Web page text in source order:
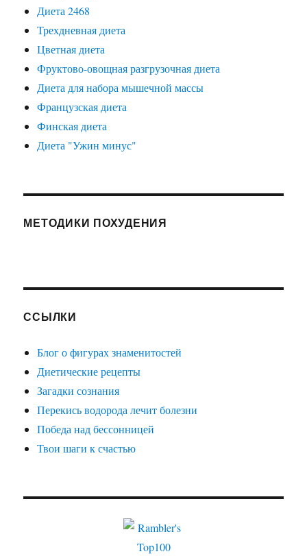
Диета 2468
Трехдневная диета
Цветная диета
Фруктово-овощная разгрузочная диета
Диета для набора мышечной массы
Французская диета
Финская диета
Диета "Ужин минус"
МЕТОДИКИ ПОХУДЕНИЯ
ССЫЛКИ
Блог о фигурах знаменитостей
Диетические рецепты
Загадки сознания
Перекись водорода лечит болезни
Победа над бессонницей
Твои шаги к счастью